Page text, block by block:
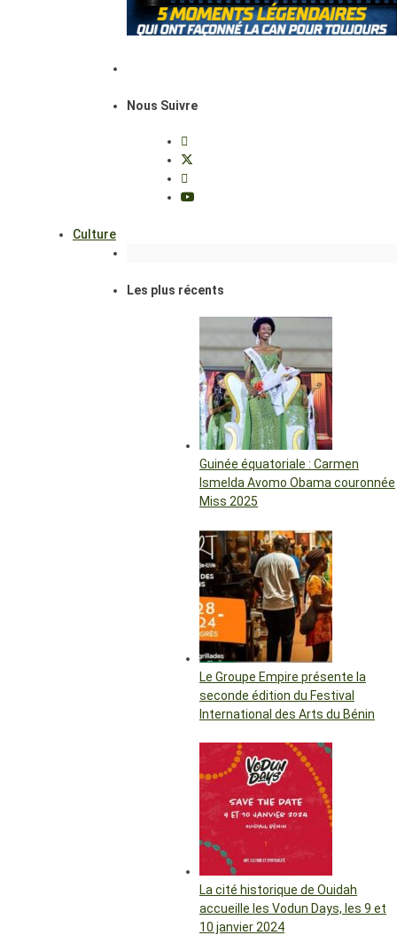
Nous Suivre
Culture
Les plus récents
Guinée équatoriale : Carmen
Ismelda Avomo Obama couronnée
Miss 2025
Le Groupe Empire présente la
seconde édition du Festival
International des Arts du Bénin
La cité historique de Ouidah
accueille les Vodun Days, les 9 et
10 janvier 2024